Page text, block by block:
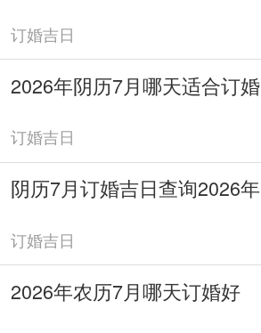
订婚吉日
2026年阴历7月哪天适合订婚
订婚吉日
阴历7月订婚吉日查询2026年
订婚吉日
2026年农历7月哪天订婚好